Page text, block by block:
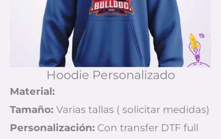
Hoodie Personalizado
Material:
Tamaño: Varias tallas ( solicitar medidas)
Personalización: Con transfer DTF full